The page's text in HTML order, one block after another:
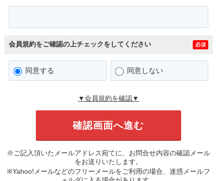
会員規約をご確認の上チェックをしてください 必須
同意する 同意しない
▼会員規約を確認▼
※ご記入頂いたメールアドレス宛てに、お問合せ内容の確認メール
をお送りいたします。
※Yahoo!メールなどのフリーメールをご利用の場合、迷惑メールフ